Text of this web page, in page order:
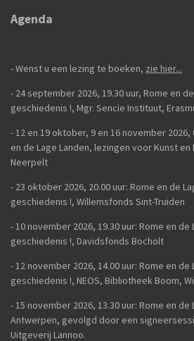
e
n
l
Agenda
- Wenst u een lezing te boeken, zie hier...
- 24 september 2026, 19.30 uur, Rome en
geschiedenis !, Mgr. Sencie Instituut,
-12 en 19 oktober, 9 en 16 november 2026,
en de Lage Landen, lezingen voor Kunst
Neerpelt
- 23 oktober 2026, 20.00 uur: Rome en de
geschiedenis !, Willemsfonds Sint-Truiden
- 10 november 2026, 19.30 uur: Rome en de
geschiedenis !, Davidsfonds Bocholt
- 12 november 2026, 14.00 uur: Rome en de
geschiedenis !, NEOS, Bibliotheek Boom,
- 15 november 2026, 13.30 uur: Rome en
Antwerpen, gevolgd door een
Uitgeverij Lannoo.